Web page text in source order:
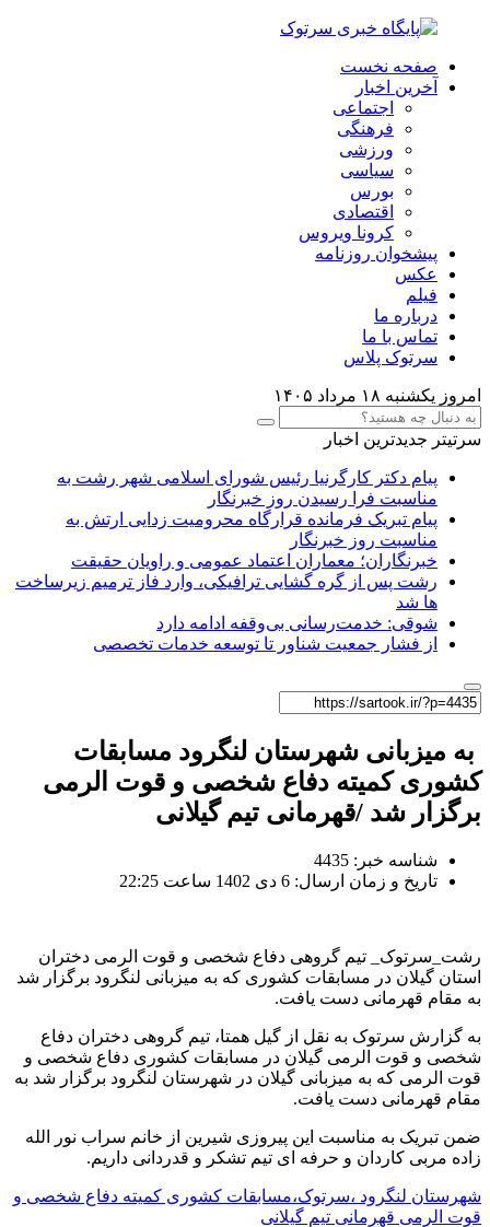
صفحه نخست
آخرین اخبار
اجتماعی
فرهنگی
ورزشی
سیاسی
بورس
اقتصادی
کرونا ویروس
پیشخوان روزنامه
عکس
فیلم
درباره ما
تماس با ما
سرتوک پلاس
امروز یکشنبه ۱۸ مرداد ۱۴۰۵
سرتیتر جدیدترین اخبار
پیام دکتر کارگرنیا رئیس شورای اسلامی شهر رشت به
مناسبت فرا رسیدن روز خبرنگار
پیام تبریک فرمانده قرارگاه محرومیت‌ زدایی ارتش به
مناسبت روز خبرنگار
خبرنگاران؛ معماران اعتماد عمومی و راویان حقیقت
رشت پس از گره گشایی ترافیکی، وارد فاز ترمیم زیرساخت
ها شد
شوقی: خدمت‌رسانی بی‌وقفه ادامه دارد
از فشار جمعیت شناور تا توسعه خدمات تخصصی
به میزبانی شهرستان لنگرود مسابقات
کشوری کمیته دفاع شخصی و قوت الرمی
برگزار شد /قهرمانی تیم گیلانی
شناسه خبر: 4435
تاریخ و زمان ارسال: 6 دی 1402 ساعت 22:25
رشت_سرتوک_ تیم گروهی دفاع شخصی و قوت الرمی دختران
استان گیلان در مسابقات کشوری که به میزبانی لنگرود برگزار شد
به مقام قهرمانی دست یافت.
به گزارش سرتوک به نقل از گیل همتا، تیم گروهی دختران دفاع
شخصی و قوت الرمی گیلان در مسابقات کشوری دفاع شخصی و
قوت الرمی که به میزبانی گیلان در شهرستان لنگرود برگزار شد به
مقام قهرمانی دست یافت.
ضمن تبریک به مناسبت این پیروزی شیرین از خانم سراب نور الله
زاده مربی کاردان و حرفه ای تیم تشکر و قدردانی داریم.
شهرستان لنگرود ،سرتوک،مسابقات کشوری کمیته دفاع شخصی و
قوت الرمی قهرمانی تیم گیلانی